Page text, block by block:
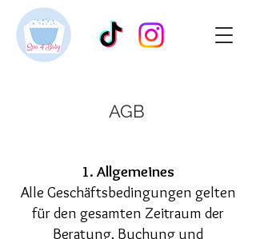
AGB
1. Allgemeines
​Alle Geschäftsbedingungen gelten
für den gesamten Zeitraum der
Beratung, Buchung und